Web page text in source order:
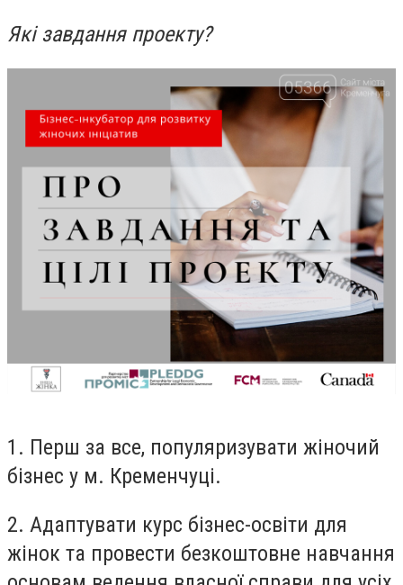
Які завдання проекту?
1. Перш за все, популяризувати жіночий
бізнес у м. Кременчуці.
2. Адаптувати курс бізнес-освіти для
жінок та провести безкоштовне навчання